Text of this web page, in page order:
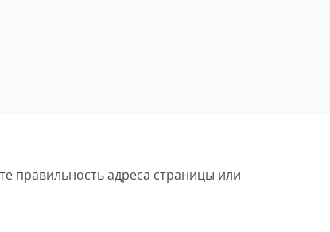
правильность адреса страницы или